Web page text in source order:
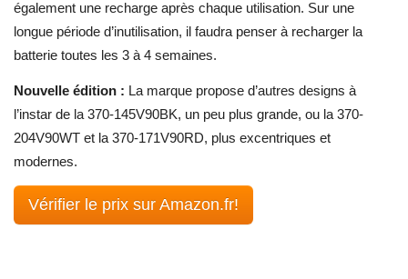
également une recharge après chaque utilisation. Sur une
longue période d’inutilisation, il faudra penser à recharger la
batterie toutes les 3 à 4 semaines.
Nouvelle édition : La marque propose d’autres designs à
l’instar de la 370-145V90BK, un peu plus grande, ou la 370-
204V90WT et la 370-171V90RD, plus excentriques et
modernes.
Vérifier le prix sur Amazon.fr!